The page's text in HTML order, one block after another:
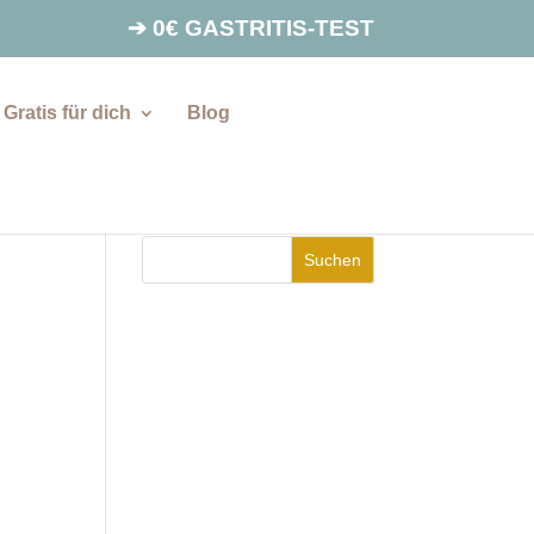
➔ 0€ GASTRITIS-TEST
Gratis für dich Blog
Suchen